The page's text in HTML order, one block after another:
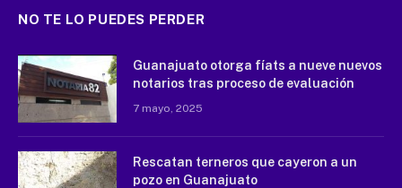
NO TE LO PUEDES PERDER
Guanajuato otorga fíats a nueve nuevos
notarios tras proceso de evaluación
7 mayo, 2025
Rescatan terneros que cayeron a un
pozo en Guanajuato